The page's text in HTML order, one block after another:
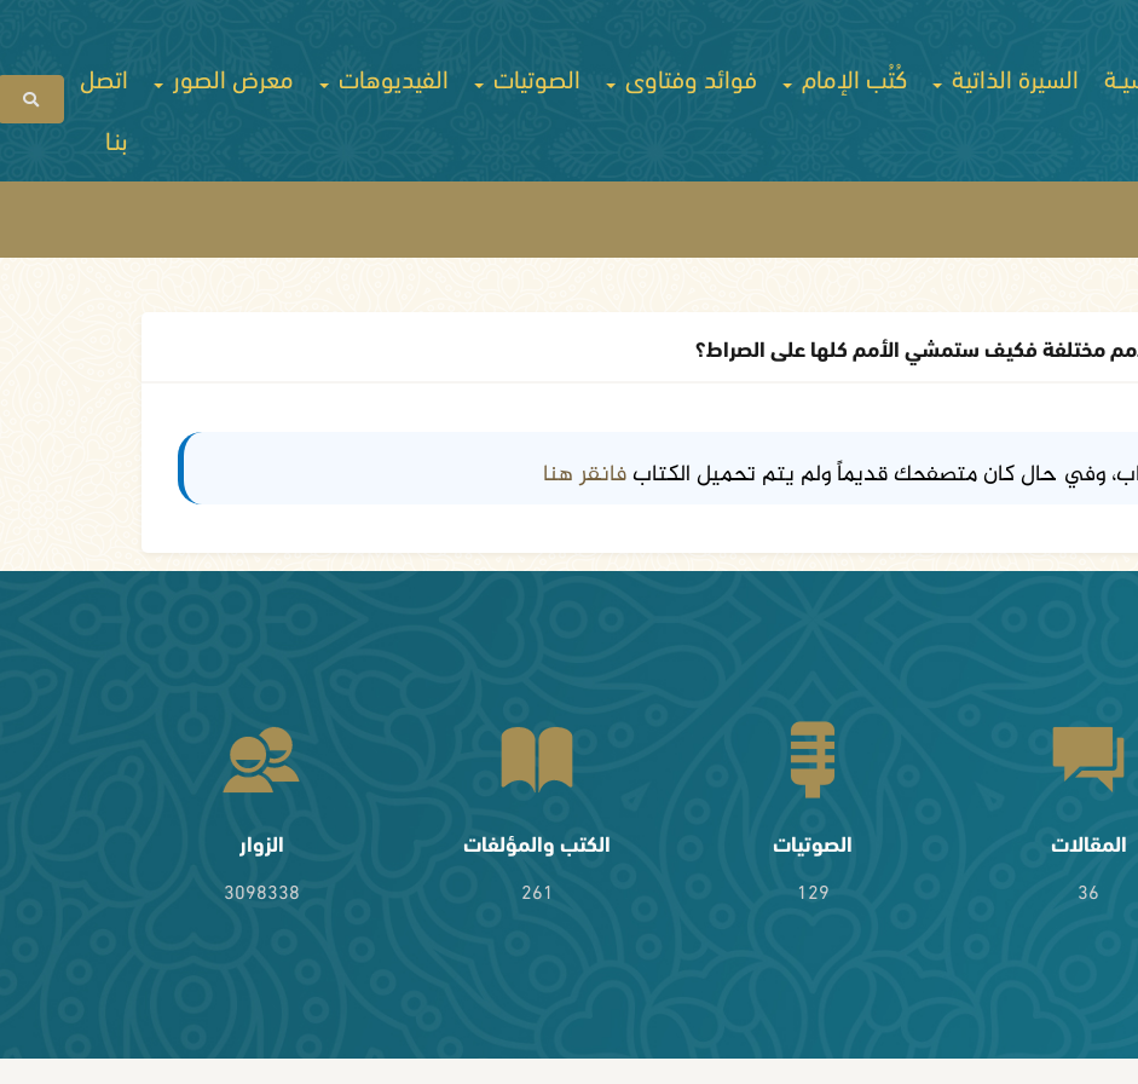
السيرة الذاتية كُتُب الإمام فوائد وفتاوى الصوتيات الفيديوهات معرض الصور
اتصل
بنـا
مختلفة فكيف ستمشي الأمم كلها على الصراط؟
وفي حال كان متصفحك قديماً ولم يتم تحميل الكتابفانقر هنا
المقالات
36
الصوتيات
129
الكتب والمؤلفات
261
الزوار
3098338